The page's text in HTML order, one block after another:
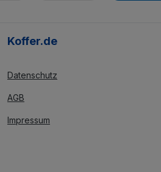
Koffer.de
Datenschutz
AGB
Impressum